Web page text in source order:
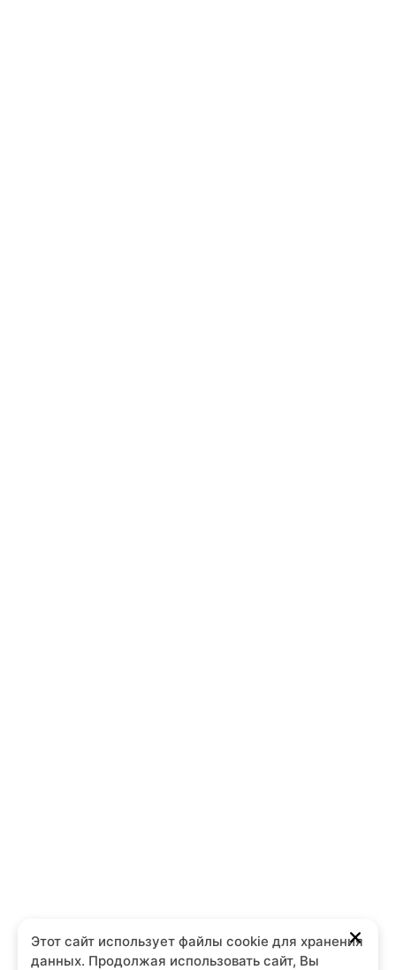
Этот сайт использует файлы cookie для хранения
данных. Продолжая использовать сайт, Вы